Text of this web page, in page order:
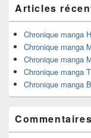
principale
de
widget
pour
barre
latérale
Articles
Chronique manga
Chronique manga
Chronique manga
Chronique manga
Chronique manga